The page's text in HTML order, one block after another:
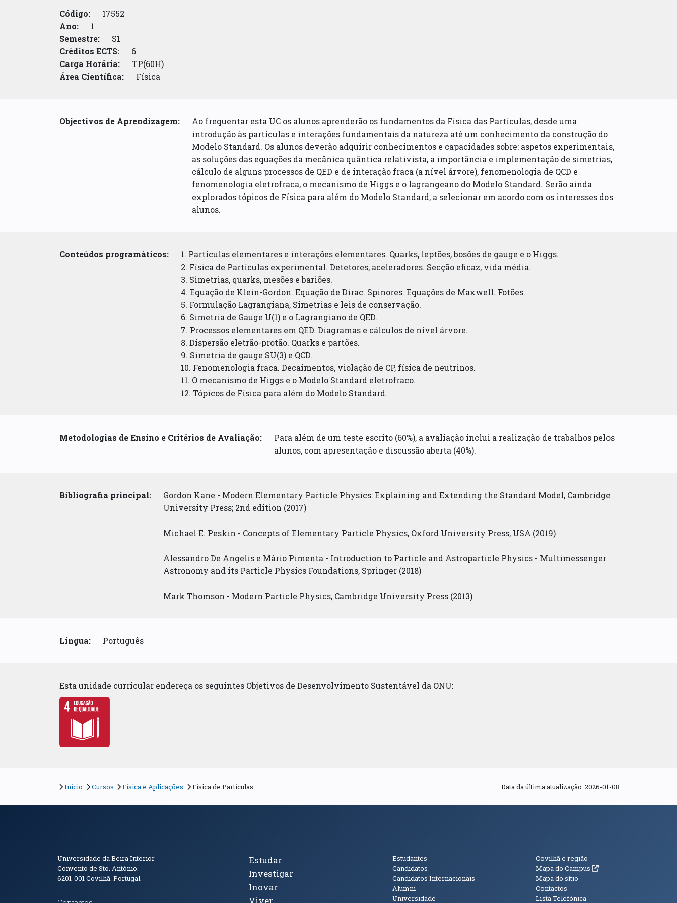
Código:
17552
Ano:
1
Semestre:
S1
Créditos ECTS:
6
Carga Horária:
TP(60H)
Área Científica:
Física
Objectivos de Aprendizagem:
Ao frequentar esta UC os alunos aprenderão os fundamentos da Física das Partículas, desde uma
introdução às partículas e interações fundamentais da natureza até um conhecimento da construção do
Modelo Standard. Os alunos deverão adquirir conhecimentos e capacidades sobre: aspetos experimentais,
as soluções das equações da mecânica quântica relativista, a importância e implementação de simetrias,
cálculo de alguns processos de QED e de interação fraca (a nível árvore), fenomenologia de QCD e
fenomenologia eletrofraca, o mecanismo de Higgs e o lagrangeano do Modelo Standard. Serão ainda
explorados tópicos de Física para além do Modelo Standard, a selecionar em acordo com os interesses dos
alunos.
Conteúdos programáticos:
1. Partículas elementares e interações elementares. Quarks, leptões, bosões de gauge e o Higgs.
2. Física de Partículas experimental. Detetores, aceleradores. Secção eficaz, vida média.
3. Simetrias, quarks, mesões e bariões.
4. Equação de Klein-Gordon. Equação de Dirac. Spinores. Equações de Maxwell. Fotões.
5. Formulação Lagrangiana, Simetrias e leis de conservação.
6. Simetria de Gauge U(1) e o Lagrangiano de QED.
7. Processos elementares em QED. Diagramas e cálculos de nível árvore.
8. Dispersão eletrão-protão. Quarks e partões.
9. Simetria de gauge SU(3) e QCD.
10. Fenomenologia fraca. Decaimentos, violação de CP, física de neutrinos.
11. O mecanismo de Higgs e o Modelo Standard eletrofraco.
12. Tópicos de Física para além do Modelo Standard.
Metodologias de Ensino e Critérios de Avaliação:
Para além de um teste escrito (60%), a avaliação inclui a realização de trabalhos pelos
alunos, com apresentação e discussão aberta (40%).
Bibliografia principal:
Gordon Kane - Modern Elementary Particle Physics: Explaining and Extending the Standard Model, Cambridge
University Press; 2nd edition (2017)
Michael E. Peskin - Concepts of Elementary Particle Physics, Oxford University Press, USA (2019)
Alessandro De Angelis e Mário Pimenta - Introduction to Particle and Astroparticle Physics - Multimessenger
Astronomy and its Particle Physics Foundations, Springer (2018)
Mark Thomson - Modern Particle Physics, Cambridge University Press (2013)
Língua: Português
Esta unidade curricular endereça os seguintes Objetivos de Desenvolvimento Sustentável da ONU:
Início Cursos Física e Aplicações Física de Partículas Data da última atualização: 2026-01-08
Informações de Contacto
Universidade da Beira Interior
Convento de Sto. António.
6201-001Covilhã. Portugal.
Tópicos Principais
Estudar
Investigar
Inovar
Públicos
Estudantes
Candidatos
Candidatos Internacionais
Alumni
Universidade
Informações
Covilhã e região
Mapa do Campus (abre em nova janela)
Mapa do sítio
Contactos
Lista Telefónica